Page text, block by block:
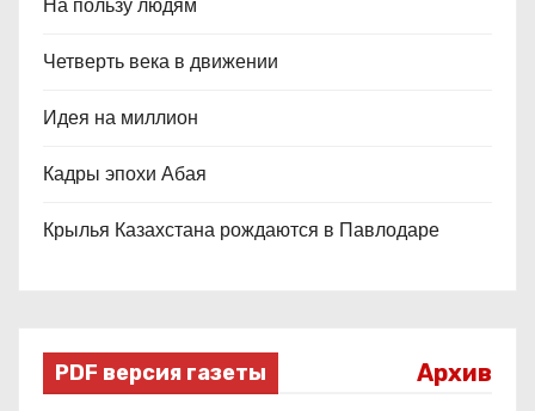
Четверть века в движении
Идея на миллион
Кадры эпохи Абая
Крылья Казахстана рождаются в Павлодаре
PDF версия газеты Архив